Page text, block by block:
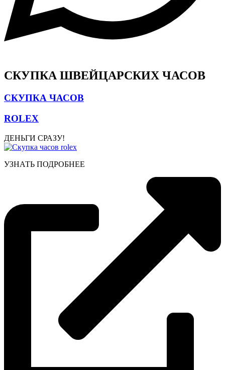
СКУПКА ШВЕЙЦАРСКИХ ЧАСОВ
СКУПКА ЧАСОВ
ROLEX
ДЕНЬГИ СРАЗУ!
УЗНАТЬ ПОДРОБНЕЕ